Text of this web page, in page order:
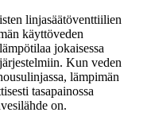
linjasäätöventtiilien
käyttöveden
jokaisessa
Kun veden
lämpimän
tasapainossa
on.